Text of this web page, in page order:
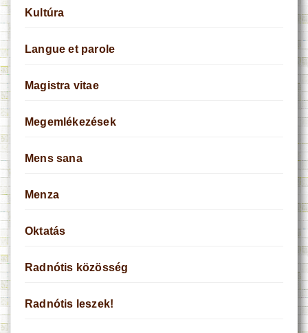
Kultúra
Langue et parole
Magistra vitae
Megemlékezések
Mens sana
Menza
Oktatás
Radnótis közösség
Radnótis leszek!